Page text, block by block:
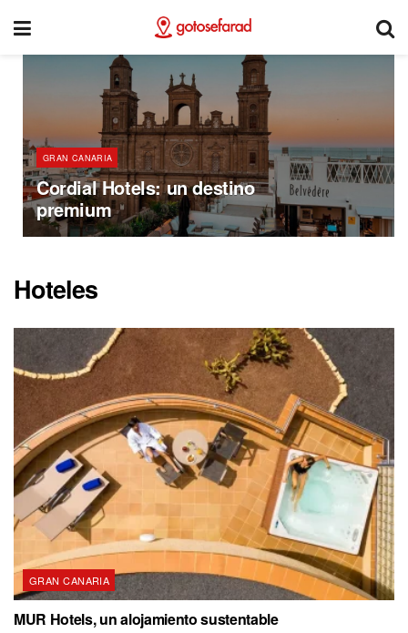
GRAN CANARIA
Cordial Hotels: un destino
premium
Hoteles
GRAN CANARIA
MUR Hotels, un alojamiento sustentable